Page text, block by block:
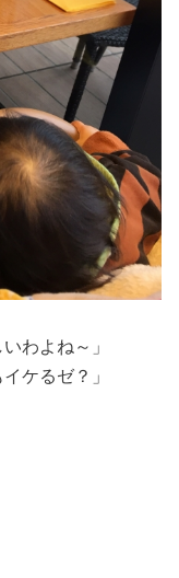
わよね～」
ケるゼ？」